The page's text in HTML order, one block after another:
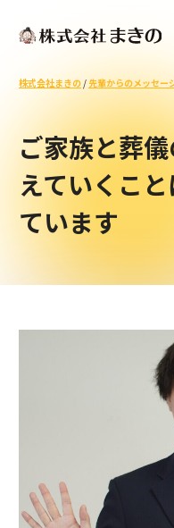
株式会社まきの / 先輩からのメッセー
ご家族と葬
えていくこ
ています